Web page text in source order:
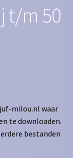
t/m 50
milou.nl waar
te downloaden.
bestanden